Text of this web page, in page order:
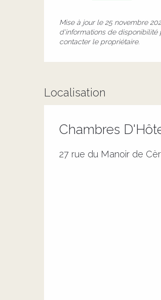
Mise à jour le25 novembre
d'informations de
contacter le propriétaire.
Localisation
Chambres
27 rue du Manoir de